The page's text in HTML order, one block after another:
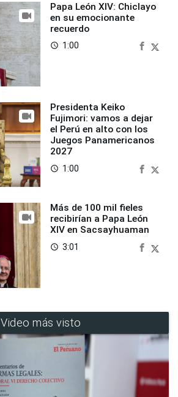
Papa León XIV: Chiclayo
en su emocionante
recuerdo
access_time 1:00
Presidenta Keiko
Fujimori: vamos a dejar
el Perú en alto con los
Juegos Panamericanos
2027
access_time 1:00
Más de 100 mil fieles
recibirían a Papa León
XIV en Sacsayhuaman
access_time 3:01
Video más visto